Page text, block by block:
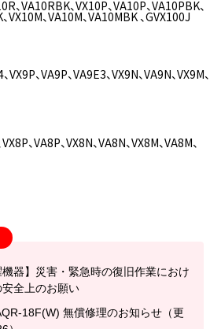
、VA10RBK、VX10P、VA10P、VA10PBK、
VX10M、VA10M、VA10MBK 、GVX100J
、VA9P、VA9E3、VX9N、VA9N、VX9M、
、VA8P、VX8N、VA8N、VX8M、VA8M、
機器】災害・緊急時の復旧作業におけ
全上のお願い
18F(W) 無償修理のお知らせ（更